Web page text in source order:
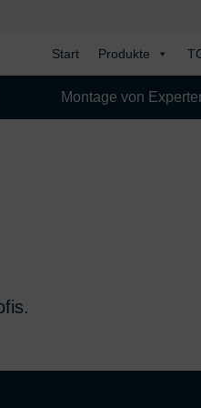
Start Produkte
Montage von